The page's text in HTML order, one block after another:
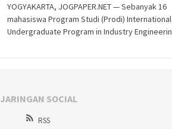
YOGYAKARTA, JOGPAPER.NET — Sebanyak 16
mahasiswa Program Studi (Prodi) International
Undergraduate Program in Industry
JARINGAN SOCIAL
RSS